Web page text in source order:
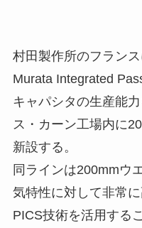
村田製作所のフラン
Murata Integrated
キャパシタの生産能
ス・カーン工場内に
新設する。
同ラインは200mmウ
気特性に対して非常
PICS技術を活用する